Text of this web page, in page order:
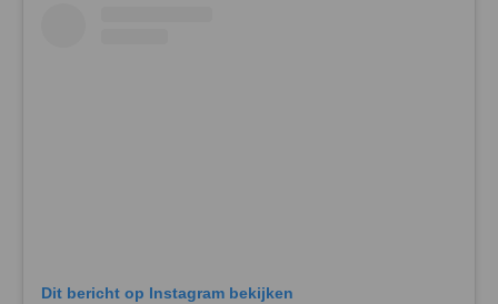
Dit bericht op Instagram bekijken